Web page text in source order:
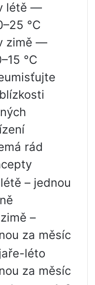
létě —
°С
zimě —
°С
rád
– jednou
–
za měsíc
léto
za měsíc